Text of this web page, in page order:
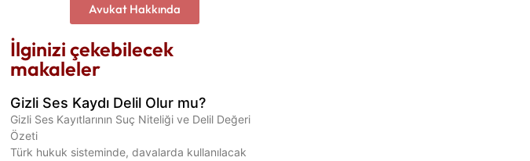
Avukat Hakkında
İlginizi çekebilecek
makaleler
Gizli Ses Kaydı Delil Olur mu?
Gizli Ses Kayıtlarının Suç Niteliği ve Delil Değeri
Özeti
Türk hukuk sisteminde, davalarda kullanılacak